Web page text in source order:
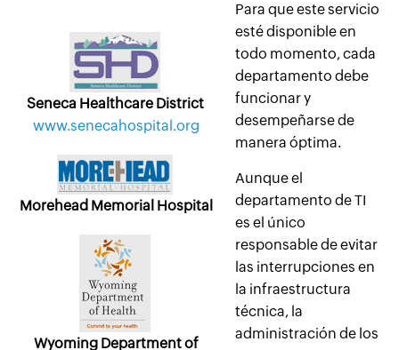
Seneca Healthcare District
www.senecahospital.org
Morehead Memorial Hospital
Wyoming Department of
Para que este servicio
esté disponible en
todo momento, cada
departamento debe
funcionar y
desempeñarse de
manera óptima.
Aunque el
departamento de TI
es el único
responsable de evitar
las interrupciones en
la infraestructura
técnica, la
administración de los